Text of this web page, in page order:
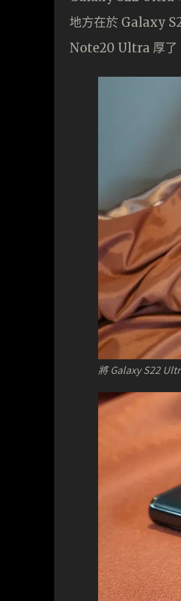
地方在於 Galaxy
Note20 Ultra 厚了
將 Galaxy S22